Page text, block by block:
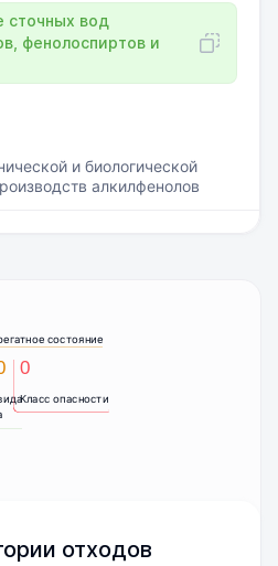
сточных вод
фенолоспиртов и
и биологической
алкилфенолов
состояние
Класс опасности
0
отходов